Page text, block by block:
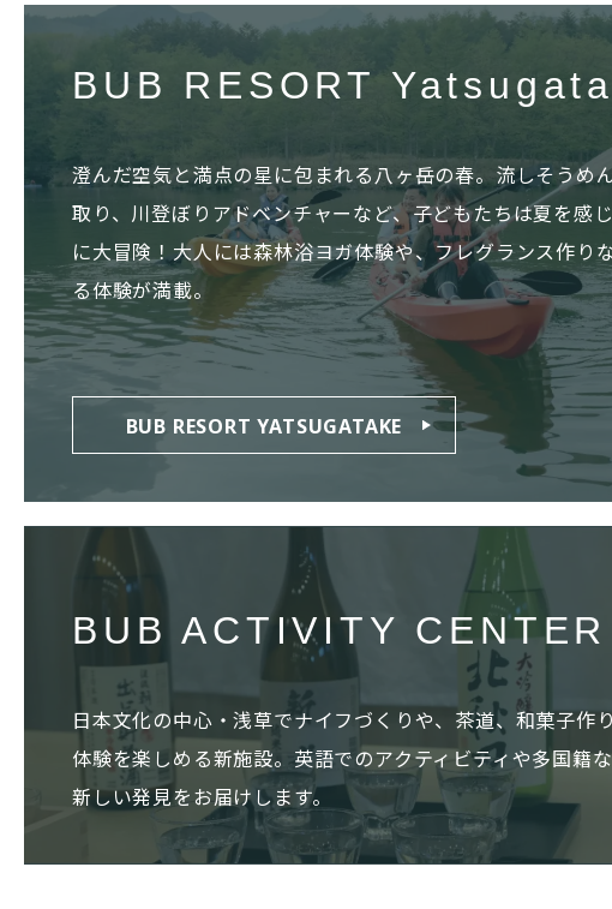
BUB RESORT
澄んだ空気と満点の星に包まれる八ヶ岳の春。流しそうめ
取り、川登ぼりアドベンチャーなど、子どもたちは夏を感
に大冒険！大人には森林浴ヨガ体験や、フレグランス作り
る体験が満載。
BUB RESORT YATSUGATAKE
BUB ACTIVITY CENTER
日本文化の中心・浅草でナイフづくりや、茶道、和菓子作
体験を楽しめる新施設。英語でのアクティビティや多国籍
新しい発見をお届けします。